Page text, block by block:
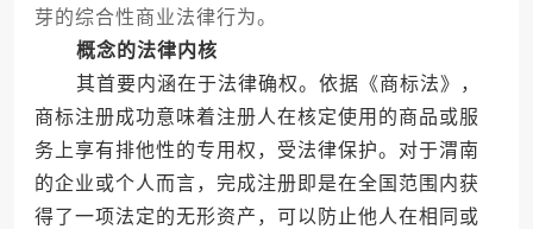
芽的综合性商业法律行为。
概念的法律内核
其首要内涵在于法律确权。依据《商标法》，
商标注册成功意味着注册人在核定使用的商品或服
务上享有排他性的专用权，受法律保护。对于渭南
的企业或个人而言，完成注册即是在全国范围内获
得了一项法定的无形资产，可以防止他人在相同或